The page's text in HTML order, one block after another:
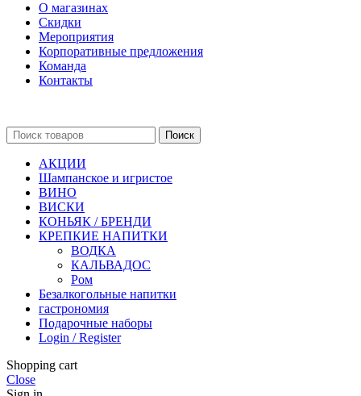
О магазинах
Скидки
Мероприятия
Корпоративные предложения
Команда
Контакты
Поиск
АКЦИИ
Шампанское и игристое
ВИНО
ВИСКИ
КОНЬЯК / БРЕНДИ
КРЕПКИЕ НАПИТКИ
ВОДКА
КАЛЬВАДОС
Ром
Безалкогольные напитки
гастрономия
Подарочные наборы
Login / Register
Shopping cart
Close